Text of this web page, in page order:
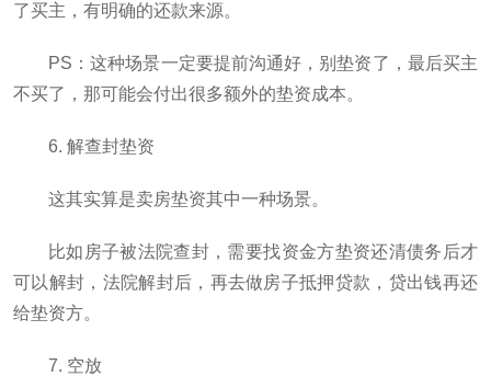
了买主，有明确的还款来源。
PS：这种场景一定要提前沟通好，别垫资了，最后买主
不买了，那可能会付出很多额外的垫资成本。
6. 解查封垫资
这其实算是卖房垫资其中一种场景。
比如房子被法院查封，需要找资金方垫资还清债务后才
可以解封，法院解封后，再去做房子抵押贷款，贷出钱再还
给垫资方。
7. 空放